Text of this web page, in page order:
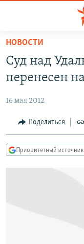
упрощенного
доступа
основному
Вернутся
главной
навигации
Вернутся
ПОДКАСТЫ
АВТОРСКИЕ
ЦИТАТЫ СВОБОДЫ
МНЕНИЯ
IDEL.РЕАЛИИ
НОВОСТИ
Суд над
перенесен
16 мая 2012
Поделиться
Приоритетный